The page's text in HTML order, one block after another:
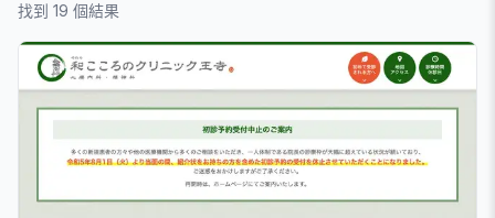
找到 19 個結果